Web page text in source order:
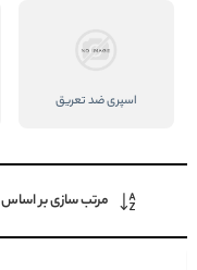
اسپری ضد تعریق
مرتب سازی بر اساس